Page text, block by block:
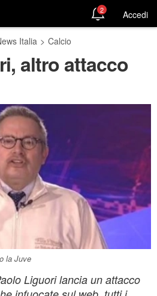
2 Accedi
Italia > Calcio
altro attacco
la Juve
Liguori lancia un attacco